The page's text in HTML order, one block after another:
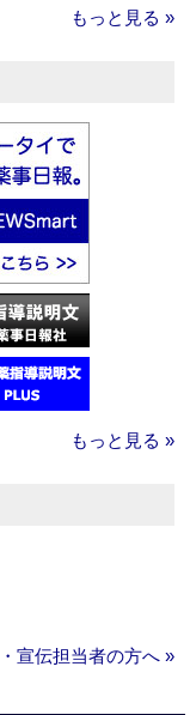
もっと見る »
もっと見る »
宣伝担当者の方へ »